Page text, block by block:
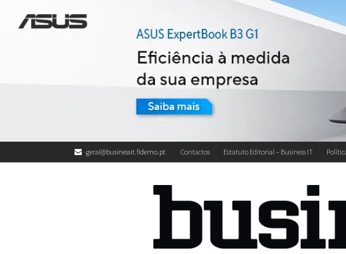
geral@businessit.fidemo.pt Contactos Estatuto Editorial – Business IT